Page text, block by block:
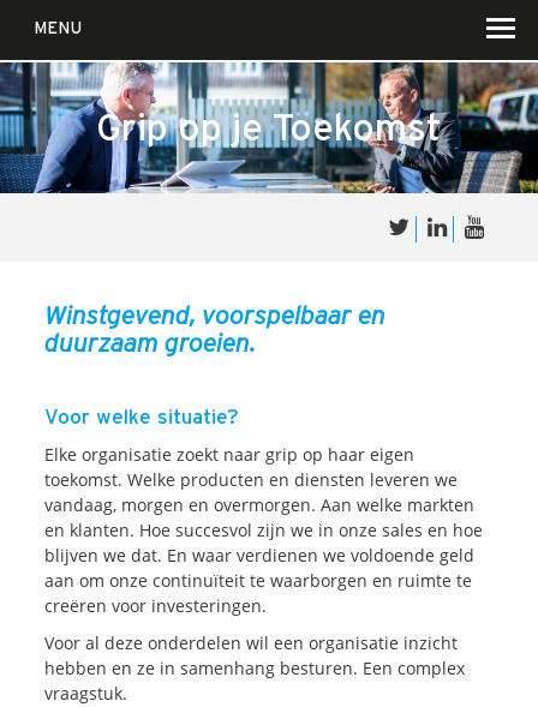
MENU
De partners
Onze dienstverlening
Commerciële diagnoses
(Sales)Cultuurtransformaties
Diagnose
Gripop jeToekomst
Winstgevend, voorspelbaar en
duurzaam groeien.
Voor welke situatie?
Elke organisatie zoekt naar grip op haar eigen
toekomst. Welke producten en diensten leveren we
vandaag, morgen en overmorgen. Aan welke markten
en klanten. Hoe succesvol zijn we in onze sales en hoe
blijven we dat. En waar verdienen we voldoende geld
aan om onze continuïteit te waarborgen en ruimte te
creëren voor investeringen.
Voor al deze onderdelen wil een organisatie inzicht
hebben en ze in samenhang besturen. Een complex
vraagstuk.